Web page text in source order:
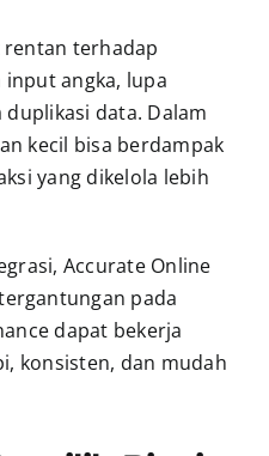
rentan terhadap
input angka, lupa
data. Dalam
kecil bisa berdampak
yang dikelola lebih
Accurate Online
pada
dapat bekerja
konsisten, dan mudah